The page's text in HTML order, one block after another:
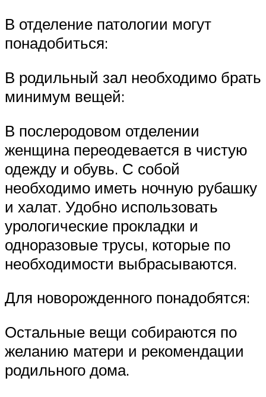
В отделение патологии могут
понадобиться:
В родильный зал необходимо брать
минимум вещей:
В послеродовом отделении
женщина переодевается в чистую
одежду и обувь. С собой
необходимо иметь ночную рубашку
и халат. Удобно использовать
урологические прокладки и
одноразовые трусы, которые по
необходимости выбрасываются.
Для новорожденного понадобятся:
Остальные вещи собираются по
желанию матери и рекомендации
родильного дома.